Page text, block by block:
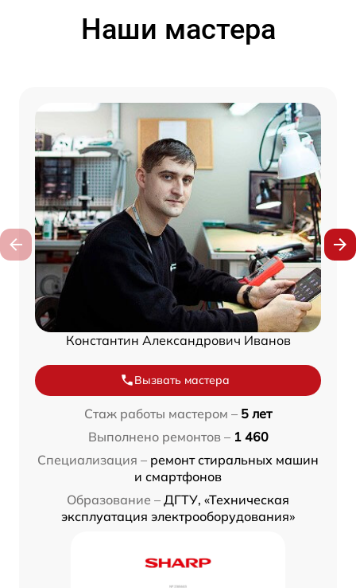
Наши мастера
Константин Александрович Иванов
Вызвать мастера
Стаж работы мастером – 5 лет
Выполнено ремонтов – 1 460
Специализация – ремонт стиральных машин
и смартфонов
Образование – ДГТУ, «Техническая
эксплуатация электрооборудования»